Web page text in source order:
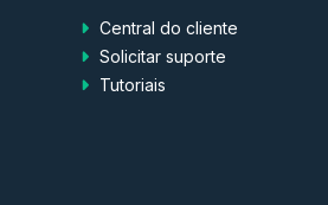
Central do cliente
Solicitar suporte
Tutoriais